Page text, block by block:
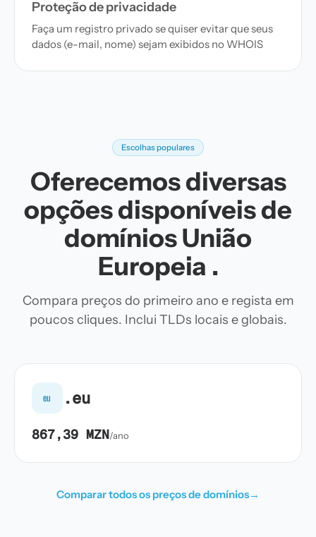
Proteção de privacidade
Faça um registro privado se quiser evitar que seus
dados (e-mail, nome) sejam exibidos no WHOIS
Escolhas populares
Oferecemos diversas
opções disponíveis de
domínios União
Europeia .
Compara preços do primeiro ano e regista em
poucos cliques. Inclui TLDs locais e globais.
eu .eu
867,39 MZN/ano
Comparar todos os preços de domínios→